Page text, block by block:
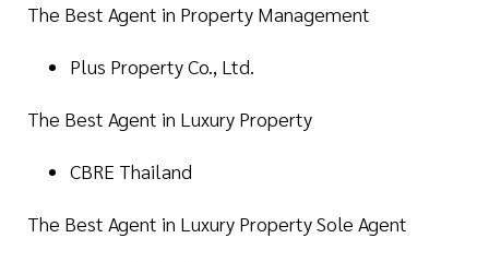
The Best Agent in Property Management
Plus Property Co., Ltd.
The Best Agent in Luxury Property
CBRE Thailand
The Best Agent in Luxury Property Sole Agent